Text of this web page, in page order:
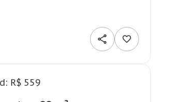
R$ 559